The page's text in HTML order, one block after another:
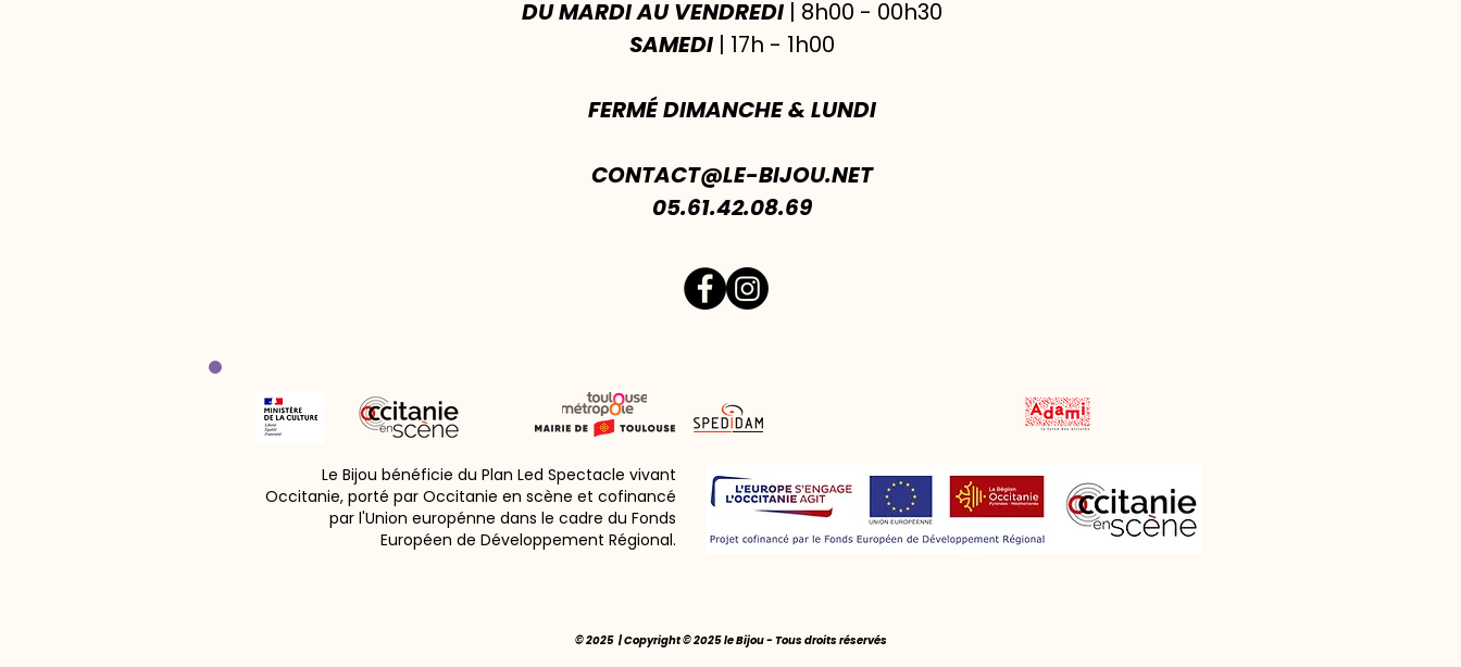
DU MARDI AU VENDREDI| 8h00 - 00h30
SAMEDI| 17h - 1h00
FERMÉ DIMANCHE & LUNDI
CONTACT@LE-BIJOU.NET
05.61.42.08.69
Le Bijou bénéficie du Plan Led Spectacle vivant
Occitanie, porté par Occitanie en scène et cofinancé
par l'Union europénne dans le cadre du Fonds
Européen de Développement Régional.
© 2025 | Copyright © 2025 le Bijou - Tous droits réservés